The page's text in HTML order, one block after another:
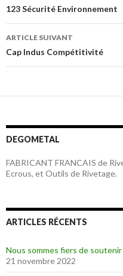
des
articles
123 Sécurité Environnement
ARTICLE SUIVANT
Cap Indus Compétitivité
DEGOMETAL
FABRICANT FRANCAIS de
Ecrous, et Outils de Rivetage.
ARTICLES RÉCENTS
Nous sommes fiers de
21 novembre 2022